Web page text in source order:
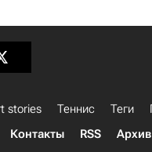
stories Теннис Теги
Контакты RSS Архив